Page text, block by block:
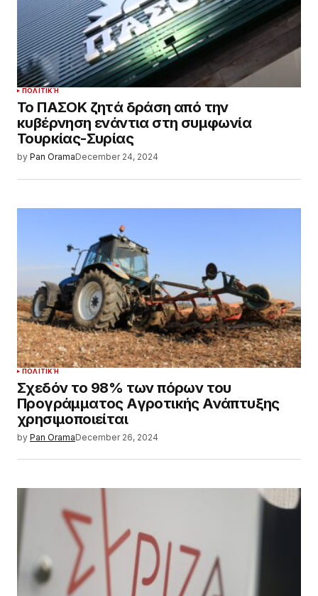
ΠΟΛΙΤΙΚΉ
Το ΠΑΣΟΚ ζητά δράση από την
κυβέρνηση ενάντια στη συμφωνία
Τουρκίας-Συρίας
by Pan OramaDecember 24, 2024
ΠΟΛΙΤΙΚΉ
Σχεδόν το 98% των πόρων του
Προγράμματος Αγροτικής Ανάπτυξης
χρησιμοποιείται
by Pan OramaDecember 26, 2024